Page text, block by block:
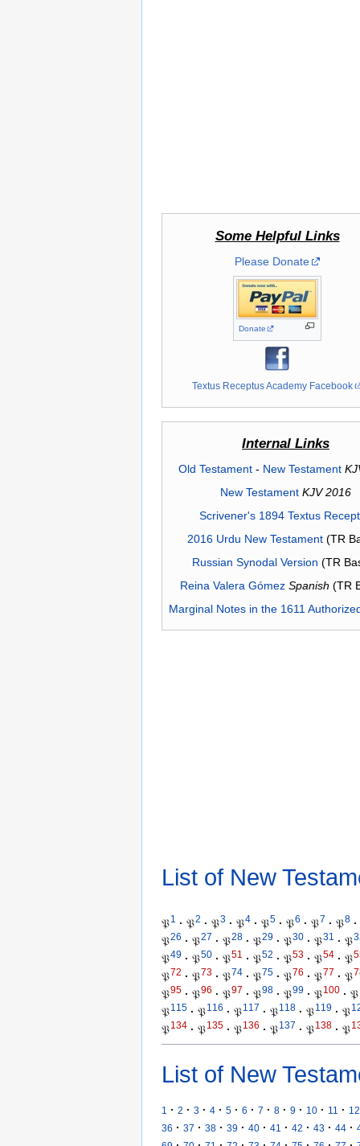
Some Helpful Links
Please Donate
Donate
Textus Receptus Academy Facebook
Internal Links
Old Testament- New Testament
New Testament KJV 2016
Scrivener's 1894 Textus
2016 Urdu New Testament(TR
Russian Synodal Version (TR
Reina Valera Gómez Spanish (TR
Marginal Notes in the 1611
List of New
𝔓1 · 𝔓2 · 𝔓3 · 𝔓4 · 𝔓5 · 𝔓6 · 𝔓7 · 𝔓8 ·
𝔓26 · 𝔓27 · 𝔓28 · 𝔓29 · 𝔓30 · 𝔓31 · 𝔓
𝔓49 · 𝔓50 · 𝔓51 · 𝔓52 · 𝔓53 · 𝔓54 · 𝔓
𝔓72 · 𝔓73 · 𝔓74 · 𝔓75 · 𝔓76 · 𝔓77 · 𝔓
𝔓95 · 𝔓96 · 𝔓97 · 𝔓98 · 𝔓99 · 𝔓100 · 𝔓
𝔓115 · 𝔓116 · 𝔓117 · 𝔓118 · 𝔓119 · 𝔓
𝔓134 · 𝔓135 · 𝔓136 · 𝔓137 · 𝔓138 · 𝔓
List of New
1 · 2 · 3 · 4 · 5 · 6 · 7 · 8 · 9 · 10 · 11 · 12
36 · 37 · 38 · 39 · 40 · 41 · 42 · 43 · 44 ·